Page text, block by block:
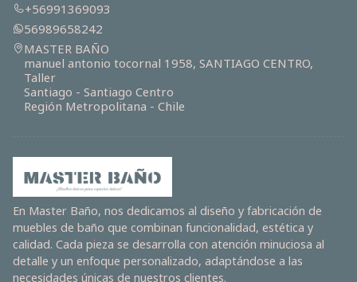
+56991369093
56989658242
MASTER BAÑO
manuel antonio tocornal 1958, SANTIAGO CENTRO,
Taller
Santiago - Santiago Centro
Región Metropolitana - Chile
En Master Baño, nos dedicamos al diseño y fabricación de
muebles de baño que combinan funcionalidad, estética y
calidad. Cada pieza se desarrolla con atención minuciosa al
detalle y un enfoque personalizado, adaptándose a las
necesidades únicas de nuestros clientes.